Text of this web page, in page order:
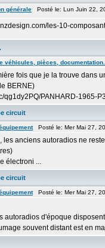
générale Posté le: Lun Juin 22,
les-10-
véhicules, pièces,
fois que je la trouve dans
BERNE)
qg1dy2PQ/PANHARD-1965-
circuit
Posté le: Mer Mai 27,
les anciens autoradios ne
électroni ...
circuit
Posté le: Mer Mai 27,
autoradios d'époque
souvent distant est en